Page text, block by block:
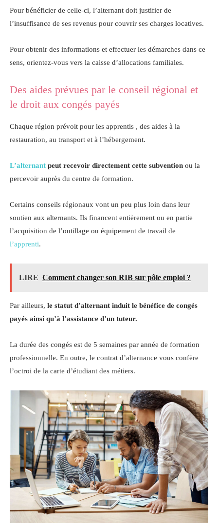
Pour bénéficier de celle-ci, l’alternant doit justifier de
l’insuffisance de ses revenus pour couvrir ses charges locatives.
Pour obtenir des informations et effectuer les démarches dans ce
sens, orientez-vous vers la caisse d’allocations familiales.
Des aides prévues par le conseil régional et
le droit aux congés payés
Chaque région prévoit pour les apprentis , des aides à la
restauration, au transport et à l’hébergement.
L’alternant peut recevoir directement cette subvention ou la
percevoir auprès du centre de formation.
Certains conseils régionaux vont un peu plus loin dans leur
soutien aux alternants. Ils financent entièrement ou en partie
l’acquisition de l’outillage ou équipement de travail de
l’apprenti.
LIRE Comment changer son RIB sur pôle emploi ?
Par ailleurs, le statut d’alternant induit le bénéfice de congés
payés ainsi qu’à l’assistance d’un tuteur.
La durée des congés est de 5 semaines par année de formation
professionnelle. En outre, le contrat d’alternance vous confère
l’octroi de la carte d’étudiant des métiers.